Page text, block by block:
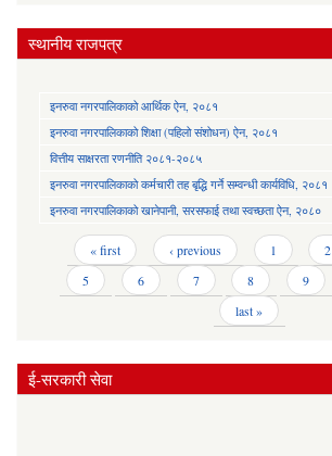
स्थानीय राजपत्र
इनरुवा नगरपालिकाको आर्थिक ऐन, २०८१
इनरुवा नगरपालिकाको शिक्षा (पहिलो संशोधन) ऐन, २०८१
वित्तीय साक्षरता रणनीति २०८१-२०८५
इनरुवा नगरपालिकाको कर्मचारी तह बृद्धि गर्ने सम्वन्धी कार्यविधि, २०८१
इनरुवा नगरपालिकाको खानेपानी, सरसफाई तथा स्वच्छता ऐन, २०८०
Pages « first ‹ previous 1 2
5 6 7 8 9
last »
ई-सरकारी सेवा